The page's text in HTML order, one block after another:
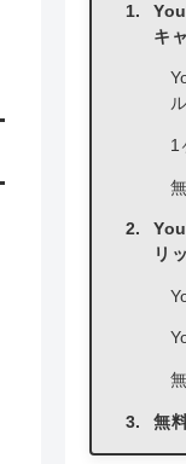
キ
1
リ
無